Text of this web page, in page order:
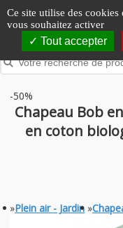
Panneau de gestion des
Ce site utilise des
vous souhaitez activer
Tout accepter
-50%
Chapeau Bob
en coton
»Plein air - Jardin »